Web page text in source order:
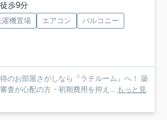
歩9分
濯機置場 エアコン
バルコニー
のお部屋さがしなら『ラテルーム』へ！ 築
査が心配の方・初期費用を抑え... もっと見